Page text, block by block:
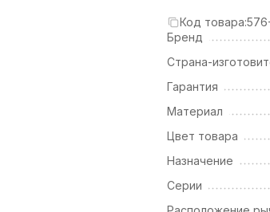
Код товара:
Бренд
Страна-
Гарантия
Материал
Цвет товара
Назначение
Серии